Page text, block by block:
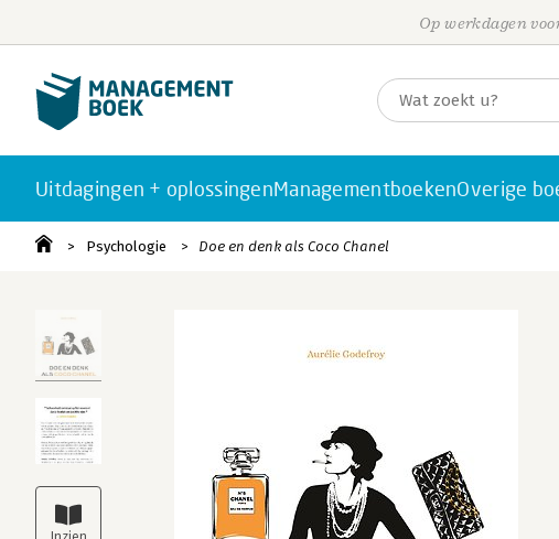
Op werkdagen
Uitdagingen + oplossingenManagementboekenOverige
Psychologie Doe en denk als Coco Chanel